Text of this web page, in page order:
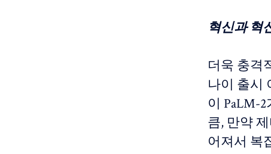
혁신과 혁
더욱 충격
나이 출시
이 PaLM-
큼, 만약
어져서 복